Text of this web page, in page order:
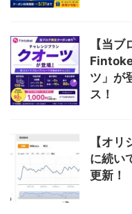
【当ブ
ツ」が
ス！
【オ
に続い
更新！